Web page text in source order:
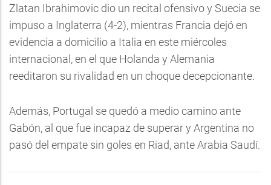
Zlatan Ibrahimovic dio un recital ofensivo y Suecia se
impuso a Inglaterra (4-2), mientras Francia dejó en
evidencia a domicilio a Italia en este miércoles
internacional, en el que Holanda y Alemania
reeditaron su rivalidad en un choque decepcionante.
Además, Portugal se quedó a medio camino ante
Gabón, al que fue incapaz de superar y Argentina no
pasó del empate sin goles en Riad, ante Arabia Saudí.